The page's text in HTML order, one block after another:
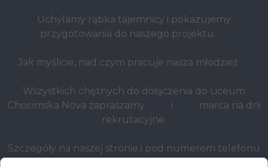
Uchylamy rąbka tajemnicy i pokazujemy
przygotowania do naszego projektu.
Jak myślicie, nad czym pracuje nasza młodzież
Wszystkich chętnych do dołączenia do Liceum
Chocimska Nova zapraszamy
i
marca na dni
rekrutacyjne.
Szczegóły na naszej stronie i pod numerem telefonu